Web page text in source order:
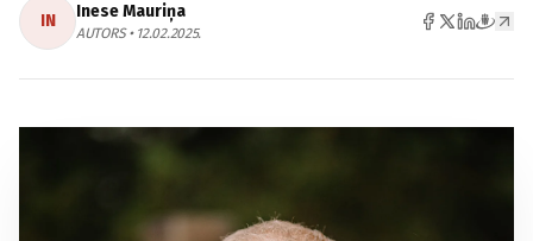
IN Inese Mauriņa
AUTORS • 12.02.2025.